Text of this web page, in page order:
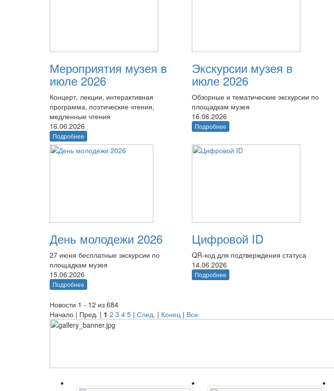
Мероприятия музея в
июле 2026
Концерт, лекции, интерактивная
программа, поэтические чтения,
медленные чтения
16.06.2026
Подробнее
Экскурсии музея в
июле 2026
Обзорные и тематические экскурсии по
площадкам музея
16.06.2026
Подробнее
День молодежи 2026
27 июня бесплатные экскурсии по
площадкам музея
15.06.2026
Подробнее
Цифровой ID
QR-код для подтверждения статуса
14.06.2026
Подробнее
Новости 1 - 12 из 684
Начало | Пред. | 1 2 3 4 5 | След. | Конец | Все